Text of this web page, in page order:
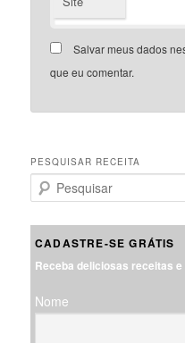
Salvar meus dados
que eu comentar.
PESQUISAR RECEITA
e
u
a
CADASTRE-SE GRÁTIS
Receba deliciosas receitas
Nome